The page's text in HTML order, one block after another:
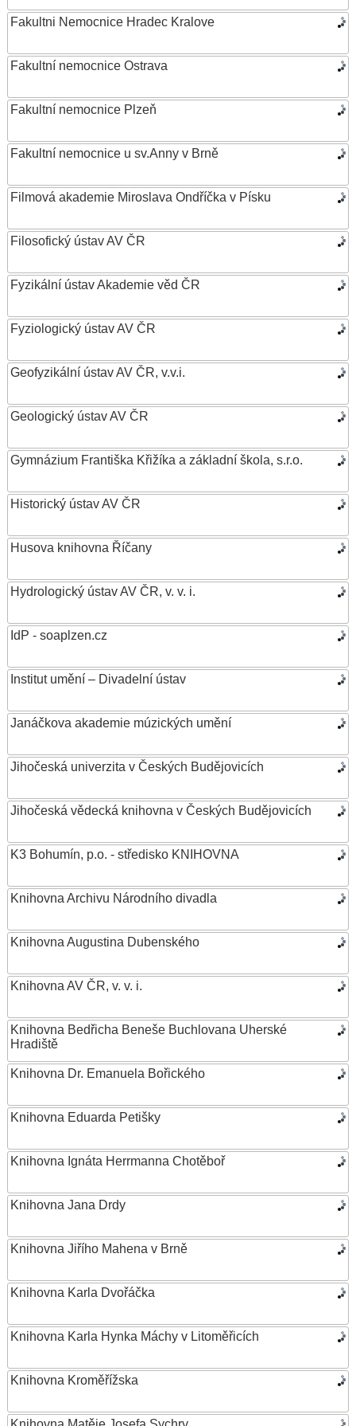
Fakultni Nemocnice Hradec Kralove
Fakultní nemocnice Ostrava
Fakultní nemocnice Plzeň
Fakultní nemocnice u sv.Anny v Brně
Filmová akademie Miroslava Ondříčka v Písku
Filosofický ústav AV ČR
Fyzikální ústav Akademie věd ČR
Fyziologický ústav AV ČR
Geofyzikální ústav AV ČR, v.v.i.
Geologický ústav AV ČR
Gymnázium Františka Křižíka a základní škola, s.r.o.
Historický ústav AV ČR
Husova knihovna Říčany
Hydrologický ústav AV ČR, v. v. i.
IdP - soaplzen.cz
Institut umění – Divadelní ústav
Janáčkova akademie múzických umění
Jihočeská univerzita v Českých Budějovicích
Jihočeská vědecká knihovna v Českých Budějovicích
K3 Bohumín, p.o. - středisko KNIHOVNA
Knihovna Archivu Národního divadla
Knihovna Augustina Dubenského
Knihovna AV ČR, v. v. i.
Knihovna Bedřicha Beneše Buchlovana Uherské
Hradiště
Knihovna Dr. Emanuela Bořického
Knihovna Eduarda Petišky
Knihovna Ignáta Herrmanna Chotěboř
Knihovna Jana Drdy
Knihovna Jiřího Mahena v Brně
Knihovna Karla Dvořáčka
Knihovna Karla Hynka Máchy v Litoměřicích
Knihovna Kroměřížska